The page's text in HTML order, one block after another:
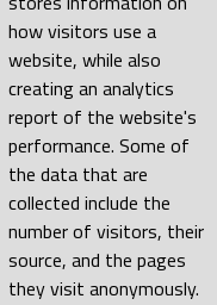
how visitors use a
website, while also
creating an analytics
report of the website's
performance. Some of
the data that are
collected include the
number of visitors, their
source, and the pages
they visit anonymously.